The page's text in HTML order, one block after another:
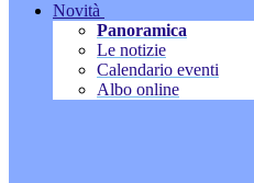
Novità
Panoramica
Le notizie
Calendario eventi
Albo online